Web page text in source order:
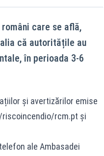
care se află,
că autoritățile au
în perioada 3-6
și avertizărilor emise
riscoincendio/rcm.pt și
ale Ambasadei